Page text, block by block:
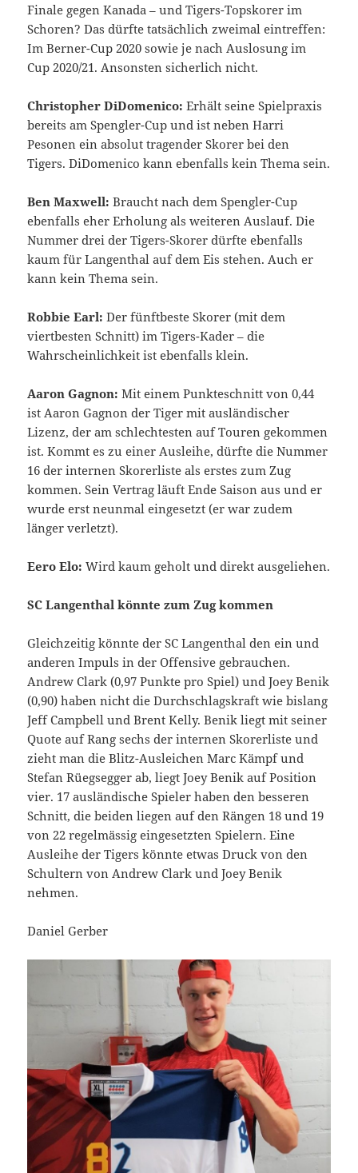
Finale gegen Kanada – und Tigers-Topskorer im
Schoren? Das dürfte tatsächlich zweimal eintreffen:
Im Berner-Cup 2020 sowie je nach Auslosung im
Cup 2020/21. Ansonsten sicherlich nicht.
Christopher DiDomenico: Erhält seine Spielpraxis
bereits am Spengler-Cup und ist neben Harri
Pesonen ein absolut tragender Skorer bei den
Tigers. DiDomenico kann ebenfalls kein Thema sein.
Ben Maxwell: Braucht nach dem Spengler-Cup
ebenfalls eher Erholung als weiteren Auslauf. Die
Nummer drei der Tigers-Skorer dürfte ebenfalls
kaum für Langenthal auf dem Eis stehen. Auch er
kann kein Thema sein.
Robbie Earl: Der fünftbeste Skorer (mit dem
viertbesten Schnitt) im Tigers-Kader – die
Wahrscheinlichkeit ist ebenfalls klein.
Aaron Gagnon: Mit einem Punkteschnitt von 0,44
ist Aaron Gagnon der Tiger mit ausländischer
Lizenz, der am schlechtesten auf Touren gekommen
ist. Kommt es zu einer Ausleihe, dürfte die Nummer
16 der internen Skorerliste als erstes zum Zug
kommen. Sein Vertrag läuft Ende Saison aus und er
wurde erst neunmal eingesetzt (er war zudem
länger verletzt).
Eero Elo: Wird kaum geholt und direkt ausgeliehen.
SC Langenthal könnte zum Zug kommen
Gleichzeitig könnte der SC Langenthal den ein und
anderen Impuls in der Offensive gebrauchen.
Andrew Clark (0,97 Punkte pro Spiel) und Joey Benik
(0,90) haben nicht die Durchschlagskraft wie bislang
Jeff Campbell und Brent Kelly. Benik liegt mit seiner
Quote auf Rang sechs der internen Skorerliste und
zieht man die Blitz-Ausleichen Marc Kämpf und
Stefan Rüegsegger ab, liegt Joey Benik auf Position
vier. 17 ausländische Spieler haben den besseren
Schnitt, die beiden liegen auf den Rängen 18 und 19
von 22 regelmässig eingesetzten Spielern. Eine
Ausleihe der Tigers könnte etwas Druck von den
Schultern von Andrew Clark und Joey Benik
nehmen.
Daniel Gerber